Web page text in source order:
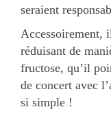
seraient
Accessoirement,
réduisant de
fructose, qu’il
de concert avec
si simple !